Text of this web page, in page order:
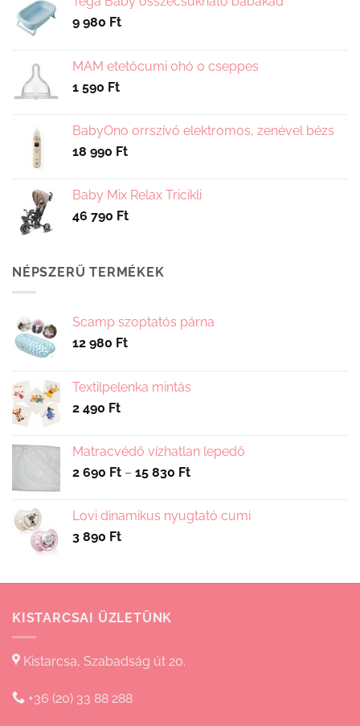
ki
9 980 Ft
MAM etetőcumi 0hó 0 cseppes
1 590 Ft
BabyOno orrszívó elektromos, zenével bézs
18 990 Ft
Baby Mix Relax Tricikli
46 790 Ft
NÉPSZERŰ TERMÉKEK
Scamp szoptatós párna
12 980 Ft
Textilpelenka mintás
2 490 Ft
Matracvédő vízhatlan lepedő
2 690 Ft – 15 830 FtÁrtartomány:
-
Lovi dinamikus nyugtató cumi
3 890 Ft
KISTARCSAI ÜZLETÜNK
Kistarcsa, Szabadság út 20.
+36 (20) 33 88 288